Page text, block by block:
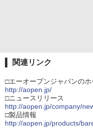
関連リンク
□エーオープンジャパンの
http://aopen.jp/
□ニュースリリース
http://aopen.jp/company/
□製品情報
http://aopen.jp/products/